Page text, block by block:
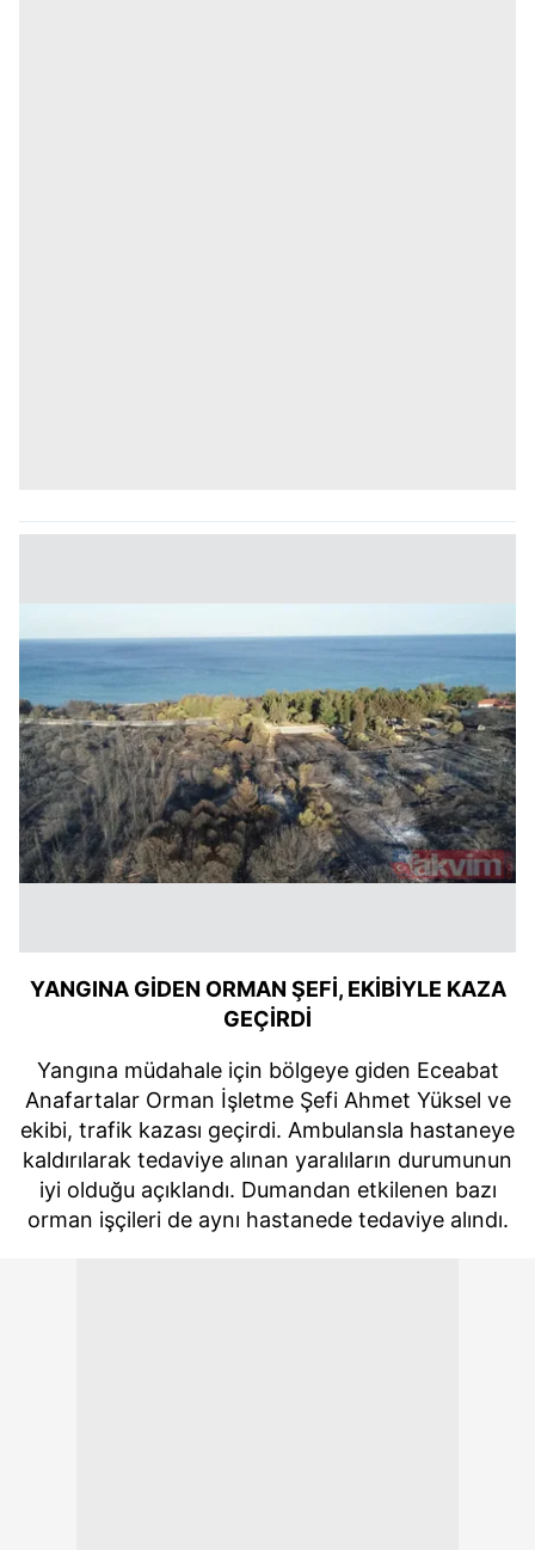
YANGINA GİDEN ORMAN ŞEFİ, EKİBİYLE KAZA
GEÇİRDİ
Yangına müdahale için bölgeye giden Eceabat
Anafartalar Orman İşletme Şefi Ahmet Yüksel ve
ekibi, trafik kazası geçirdi. Ambulansla hastaneye
kaldırılarak tedaviye alınan yaralıların durumunun
iyi olduğu açıklandı. Dumandan etkilenen bazı
orman işçileri de aynı hastanede tedaviye alındı.